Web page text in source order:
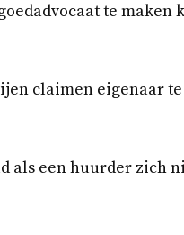
te maken
claimen eigenaar
als een huurder zich